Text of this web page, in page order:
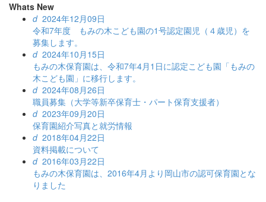
Whats New
d2024年12月09日
令和7年度 もみの木こども園の1号認定園児（４歳児）を
募集します。
d2024年10月15日
もみの木保育園は、令和7年4月1日に認定こども園「もみの
木こども園」に移行します。
d2024年08月26日
職員募集（大学等新卒保育士・パート保育支援者）
d2023年09月20日
保育園紹介写真と就労情報
d2018年04月22日
資料掲載について
d2016年03月22日
もみの木保育園は、2016年4月より岡山市の認可保育園とな
りました